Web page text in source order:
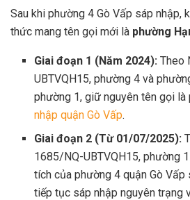
Sau khi phường 4 Gò Vấp sáp nhập,
thức mang tên gọi mới là phường
Giai đoạn 1 (Năm 2024): Theo
UBTVQH15, phường 4 và
phường 1, giữ nguyên tên gọi là
nhập quận Gò Vấp.
Giai đoạn 2 (Từ 01/07/2025):
1685/NQ-UBTVQH15, phường
tích của phường 4 quận Gò
tiếp tục sáp nhập nguyên trạng